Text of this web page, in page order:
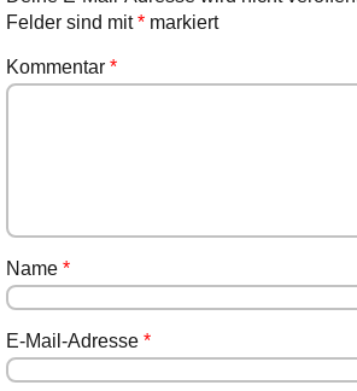
Felder sind mit*markiert
Kommentar *
Name *
E-Mail-Adresse *